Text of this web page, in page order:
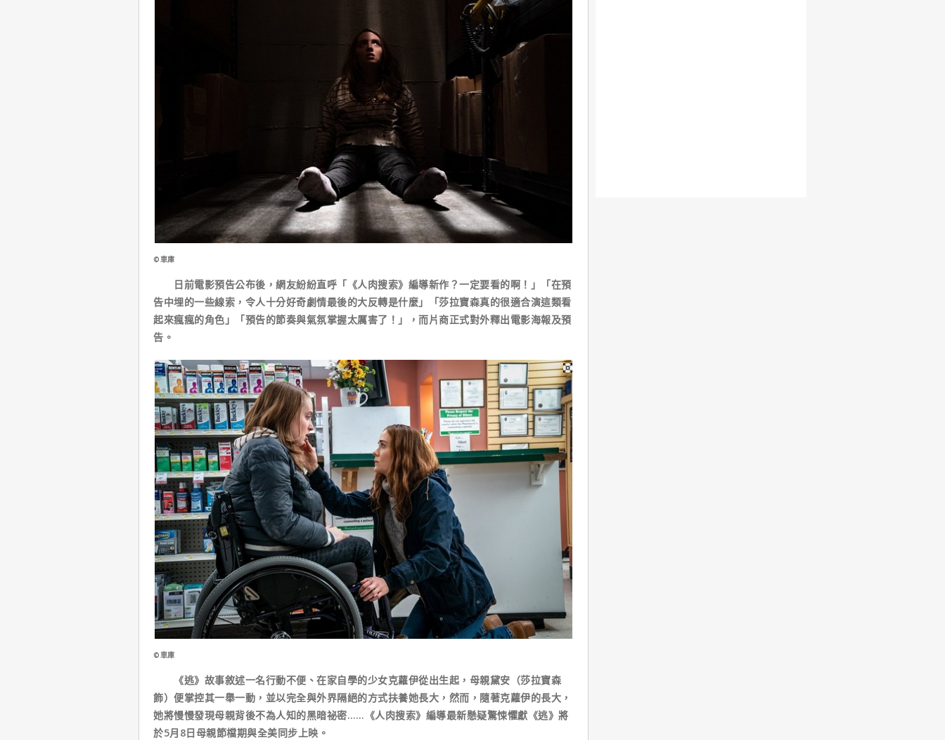
©車庫
日前電影預告公布後，網友紛紛直呼「《人肉搜索》編導新作？一定要看的啊！」「在預
告中埋的一些線索，令人十分好奇劇情最後的大反轉是什麼」「莎拉寶森真的很適合演這類看
起來瘋瘋的角色」「預告的節奏與氣氛掌握太厲害了！」，而片商正式對外釋出電影海報及預
告。
©車庫
《逃》故事敘述一名行動不便、在家自學的少女克蘿伊從出生起，母親黛安（莎拉寶森
飾）便掌控其一舉一動，並以完全與外界隔絕的方式扶養她長大，然而，隨著克蘿伊的長大，
她將慢慢發現母親背後不為人知的黑暗祕密……《人肉搜索》編導最新懸疑驚悚懼獻《逃》將
於5月8日母親節檔期與全美同步上映。